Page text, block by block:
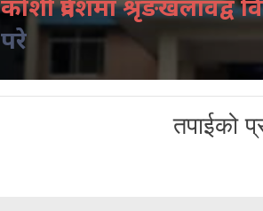
कोशी प्रदेशमा श्रृंङखलावद्व
परे
तपाईको